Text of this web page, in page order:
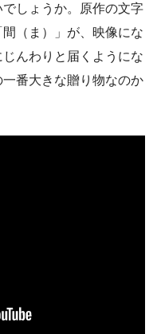
しょうか。原作の文字
（ま）」が、映像にな
んわりと届くようにな
番大きな贈り物なのか